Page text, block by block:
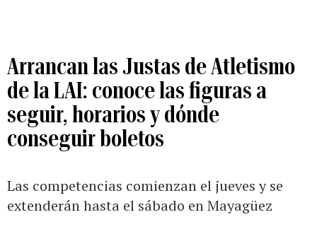
Arrancan las Justas de Atletismo
de la LAI: conoce las figuras a
seguir, horarios y dónde
conseguir boletos
Las competencias comienzan el jueves y se
extenderán hasta el sábado en Mayagüez